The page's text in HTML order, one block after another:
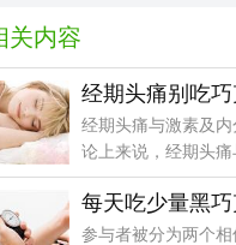
关内容
经期头痛别吃
经期头痛与激素及
论上来说，经期头
每天吃少量黑
参与者被分为两个